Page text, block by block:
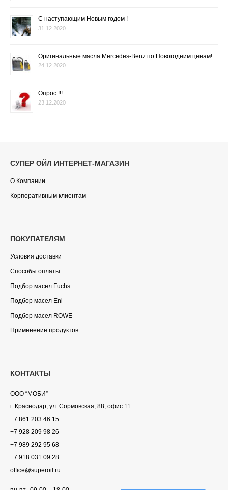
С наступающим Новым годом !
31.12.2020
Оригинальные масла Mercedes-Benz по Новогодним ценам!
24.12.2020
Опрос !!!
23.12.2020
СУПЕР ОЙЛ ИНТЕРНЕТ-МАГАЗИН
О Компании
Корпоративным клиентам
ПОКУПАТЕЛЯМ
Условия доставки
Способы оплаты
Подбор масел Fuchs
Подбор масел Eni
Подбор масел ROWE
Применение продуктов
КОНТАКТЫ
ООО “МОБИ”
г. Краснодар, ул. Сормовская, 88, офис 11
+7 861 203 46 15
+7 928 209 98 26
+7 989 292 95 68
+7 918 031 09 28
office@superoil.ru